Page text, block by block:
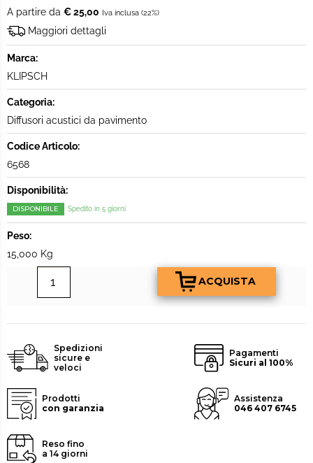
A partire da € 25,00 Iva inclusa (22%)
Maggiori dettagli
Marca:
KLIPSCH
Categoria:
Diffusori acustici da pavimento
Codice Articolo:
6568
Disponibilità:
DISPONIBILE Spedito in 5 giorni
Peso:
15,000 Kg
Spedizioni
sicure e
veloci
Pagamenti
Sicuri al 100%
Prodotti
con garanzia
Assistenza
046 407 6745
Reso fino
a 14 giorni